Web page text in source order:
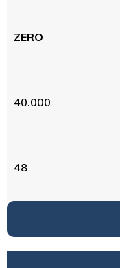
ZERO
40.000
48